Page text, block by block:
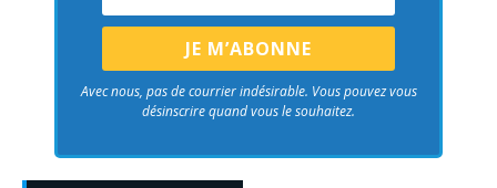
Avec nous, pas de courrier indésirable. Vous pouvez vous
désinscrire quand vous le souhaitez.